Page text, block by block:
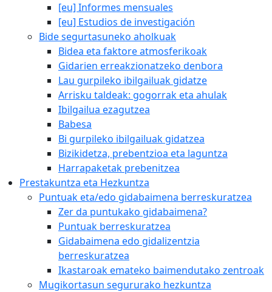
[eu] Informes mensuales
[eu] Estudios de investigación
Bide segurtasuneko aholkuak
Bidea eta faktore atmosferikoak
Gidarien erreakzionatzeko denbora
Lau gurpileko ibilgailuak gidatze
Arrisku taldeak: gogorrak eta ahulak
Ibilgailua ezagutzea
Babesa
Bi gurpileko ibilgailuak gidatzea
Bizikidetza, prebentzioa eta laguntza
Harrapaketak prebenitzea
Prestakuntza eta Hezkuntza
Puntuak eta/edo gidabaimena berreskuratzea
Zer da puntukako gidabaimena?
Puntuak berreskuratzea
Gidabaimena edo gidalizentzia
berreskuratzea
Ikastaroak emateko baimendutako zentroak
Mugikortasun segururako hezkuntza